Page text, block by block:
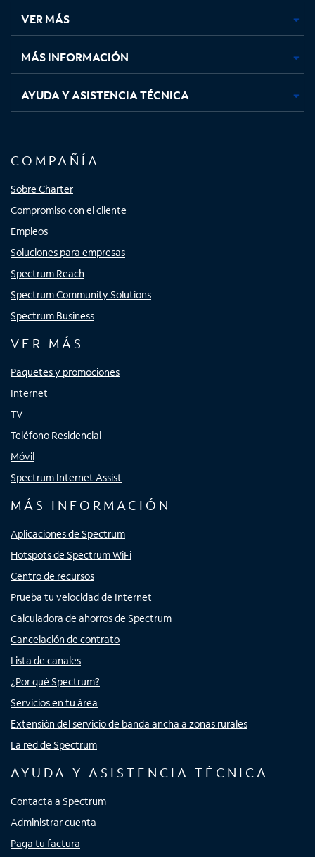
pestaña
nueva
pestaña
nueva
pestaña
nuevanueva
VER MÁS
MÁS INFORMACIÓN
AYUDA Y ASISTENCIA TÉCNICA
COMPAÑÍA
Sobre Charter
Compromiso con el cliente
Empleos
Soluciones para empresas
Spectrum Reach
Spectrum Community Solutions
Spectrum Business
VER MÁS
Paquetes y promociones
Internet
TV
Teléfono Residencial
Móvil
Spectrum Internet Assist
MÁS INFORMACIÓN
Aplicaciones de Spectrum
Hotspots de Spectrum WiFi
Centro de recursos
Prueba tu velocidad de Internet
Calculadora de ahorros de Spectrum
Cancelación de contrato
Lista de canales
¿Por qué Spectrum?
Servicios en tu área
Extensión del servicio de banda ancha a zonas rurales
La red de Spectrum
AYUDA Y ASISTENCIA TÉCNICA
Contacta a Spectrum
Administrar cuenta
Paga tu factura